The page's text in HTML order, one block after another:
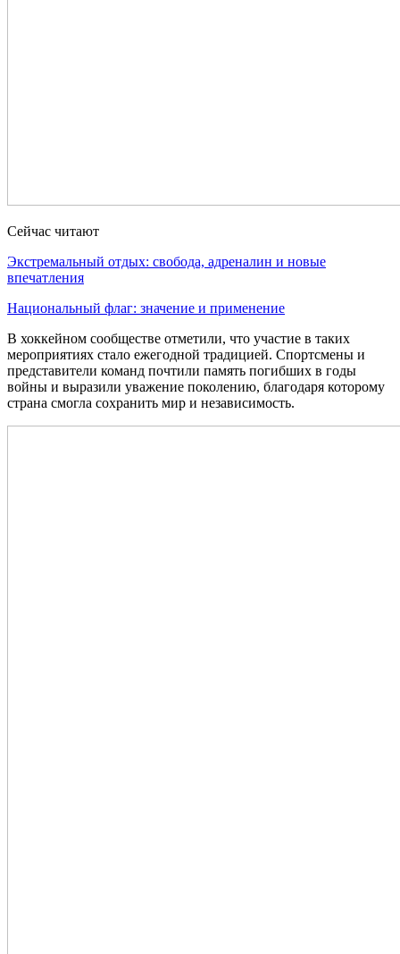
Сейчас читают
Экстремальный отдых: свобода, адреналин и новые
впечатления
Национальный флаг: значение и применение
В хоккейном сообществе отметили, что участие в таких
мероприятиях стало ежегодной традицией. Спортсмены и
представители команд почтили память погибших в годы
войны и выразили уважение поколению, благодаря которому
страна смогла сохранить мир и независимость.